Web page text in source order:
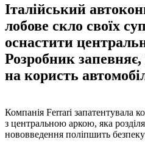
Італійський
лобове скло своїх
оснастити
Розробник
на користь
Компанія Ferrari запатентувала
з центральною аркою, яка
нововведення поліпшить